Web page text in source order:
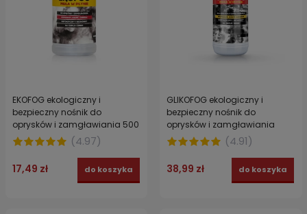
EKOFOG ekologiczny i
bezpieczny nośnik do
oprysków i zamgławiania 500
ml
(4.97)
17,49 zł do koszyka
GLIKOFOG ekologiczny i
bezpieczny nośnik do
oprysków i zamgławiania
STRONG 1 l
(4.91)
38,99 zł do koszyka